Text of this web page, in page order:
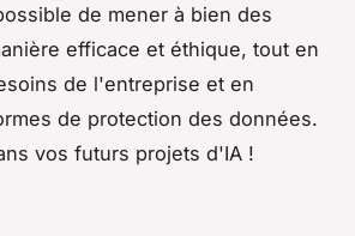
de mener à bien des
efficace et éthique, tout en
de l'entreprise et en
de protection des données.
vos futurs projets d'IA !